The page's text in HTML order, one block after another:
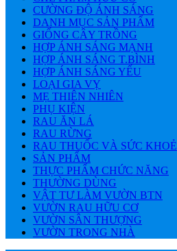
CƯỜNG ĐỘ ÁNH SÁNG
DANH MỤC SẢN PHẨM
GIỐNG CÂY TRỒNG
HỢP ÁNH SÁNG MẠNH
HỢP ÁNH SÁNG T.BÌNH
HỢP ÁNH SÁNG YẾU
LOẠI GIA VỴ
MẸ THIÊN NHIÊN
PHỤ KIỆN
RAU ĂN LÁ
RAU RỪNG
RAU THUỐC VÀ SỨC KHOẺ
SẢN PHẨM
THỰC PHẨM CHỨC NĂNG
THƯỜNG DÙNG
VẬT TƯ LÀM VƯỜN BTN
VƯỜN RAU HỮU CƠ
VƯỜN SÂN THƯỢNG
VƯỜN TRONG NHÀ